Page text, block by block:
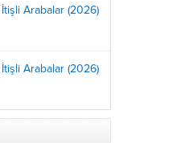
Arabalar (2026)
Arabalar (2026)